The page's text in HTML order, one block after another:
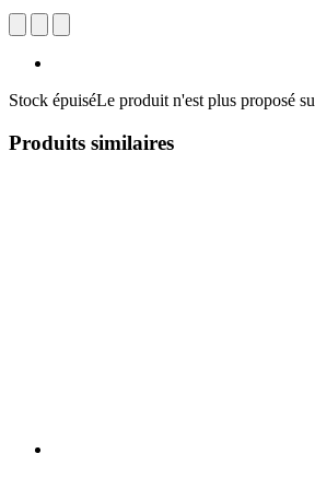
Stock épuiséLe produit n'est plus proposé
Produits similaires